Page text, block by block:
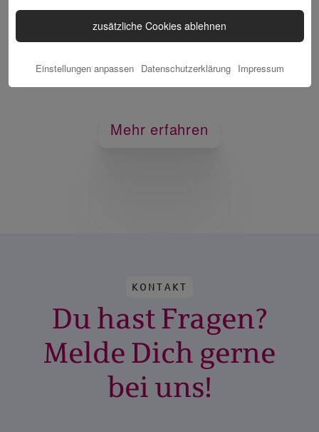
Mehr erfahren
KONTAKT
Du hast Fragen?
Melde Dich gerne
bei uns!
zusätzliche Cookies ablehnen
Einstellungen anpassen Datenschutzerklärung Impressum